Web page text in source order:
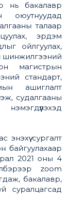
нь бакалавр
оюутнуудад
талаар
эрдэм
ойлгуулах,
шинжилгээний
магистрын
стандарт,
ашиглалт
судалгааны
сургалт
байгуулахаар
2021 оны 4
zoom
бакалавр,
суралцагсад